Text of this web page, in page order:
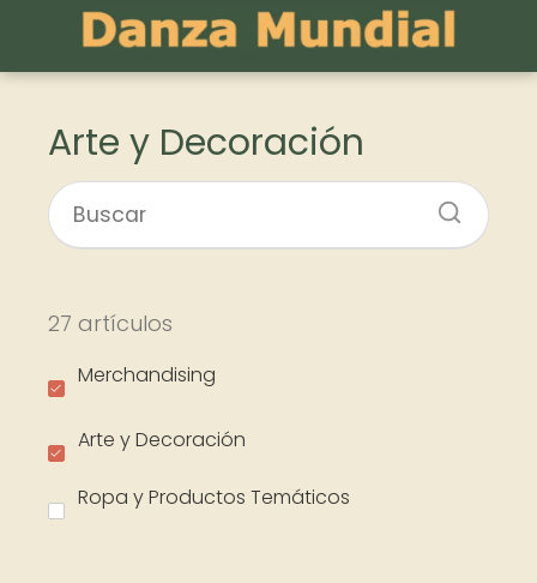
Arte y Decoración
27 artículos
Merchandising
Arte y Decoración
Ropa y Productos Temáticos